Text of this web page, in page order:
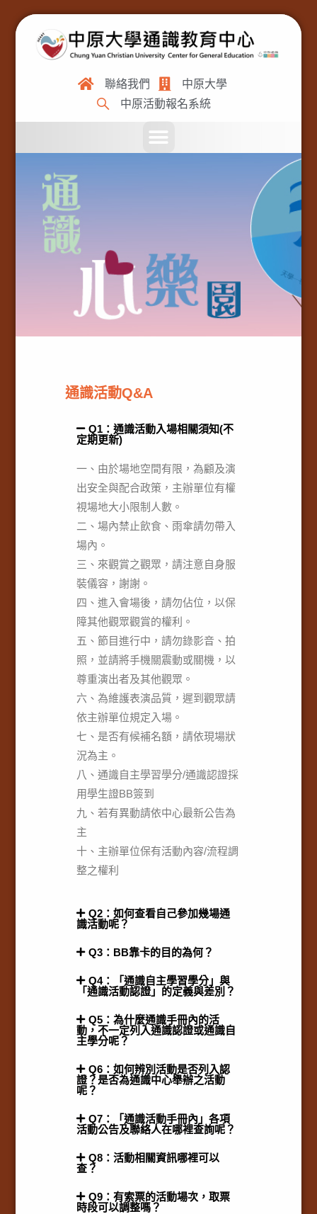
聯絡我們
中原大學
中原活動報名系統
通識活動Q&A
Q1：通識活動入場相關須知(不
定期更新)
一、由於場地空間有限，為顧及演
出安全與配合政策，主辦單位有權
視場地大小限制人數。
二、場內禁止飲食、雨傘請勿帶入
場內。
三、來觀賞之觀眾，請注意自身服
裝儀容，謝謝。
四、進入會場後，請勿佔位，以保
障其他觀眾觀賞的權利。
五、節目進行中，請勿錄影音、拍
照，並請將手機關震動或關機，以
尊重演出者及其他觀眾。
六、為維護表演品質，遲到觀眾請
依主辦單位規定入場。
七、是否有候補名額，請依現場狀
況為主。
八、通識自主學習學分/通識認證採
用學生證BB簽到
九、若有異動請依中心最新公告為
主
十、主辦單位保有活動內容/流程調
整之權利
Q2：如何查看自己參加幾場通
識活動呢？
Q3：BB靠卡的目的為何？
Q4：「通識自主學習學分」與
「通識活動認證」的定義與差別？
Q5：為什麼通識手冊內的活
動，不一定列入通識認證或通識自
主學分呢？
Q6：如何辨別活動是否列入認
證？是否為通識中心舉辦之活動
呢？
Q7：「通識活動手冊內」各項
活動公告及聯絡人在哪裡查詢呢？
Q8：活動相關資訊哪裡可以
查？
Q9：有索票的活動場次，取票
時段可以調整嗎？